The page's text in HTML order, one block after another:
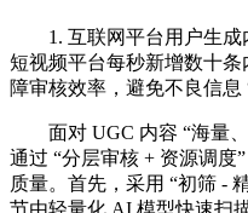
1. 互联网平台用户生
短视频平台每秒新增数十
障审核效率，避免不良信息
面对 UGC 内容 “海量
通过 “分层审核 + 资源调度
质量。首先，采用 “初筛 -